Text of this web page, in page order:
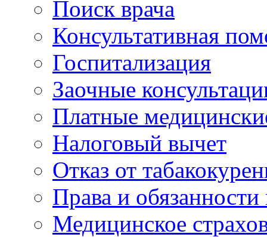
Поиск врача
Консультативная
Госпитализация
Заочные
Платные
Налоговый вычет
Отказ от
Права и
Медицинское